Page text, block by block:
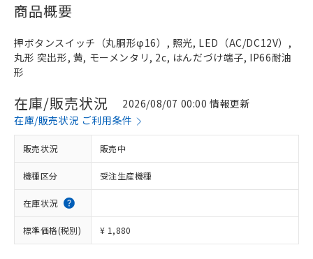
商品概要
押ボタンスイッチ（丸胴形φ16）, 照光, LED（AC/DC12V）,
丸形 突出形, 黄, モーメンタリ, 2c, はんだづけ端子, IP66耐油
形
在庫/販売状況
2026/08/07 00:00 情報更新
在庫/販売状況 ご利用条件
販売状況 販売中
機種区分 受注生産機種
在庫状況
標準価格(税別) ¥ 1,880